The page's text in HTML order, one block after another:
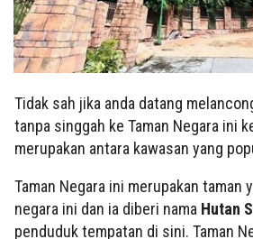
Tidak sah jika anda datang
tanpa singgah ke Taman Negara ini
merupakan antara kawasan yang
Taman Negara ini merupakan taman
negara ini dan ia diberi nama Hutan
penduduk tempatan di sini. Taman